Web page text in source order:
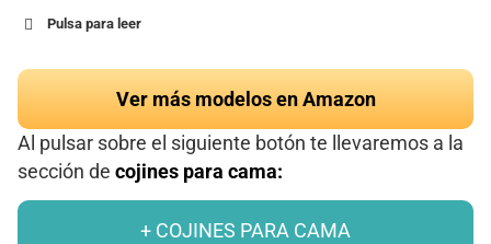
Pulsa para leer
Ver más modelos en Amazon
Al pulsar sobre el siguiente botón te llevaremos a la
sección de cojines para cama:
+ COJINES PARA CAMA